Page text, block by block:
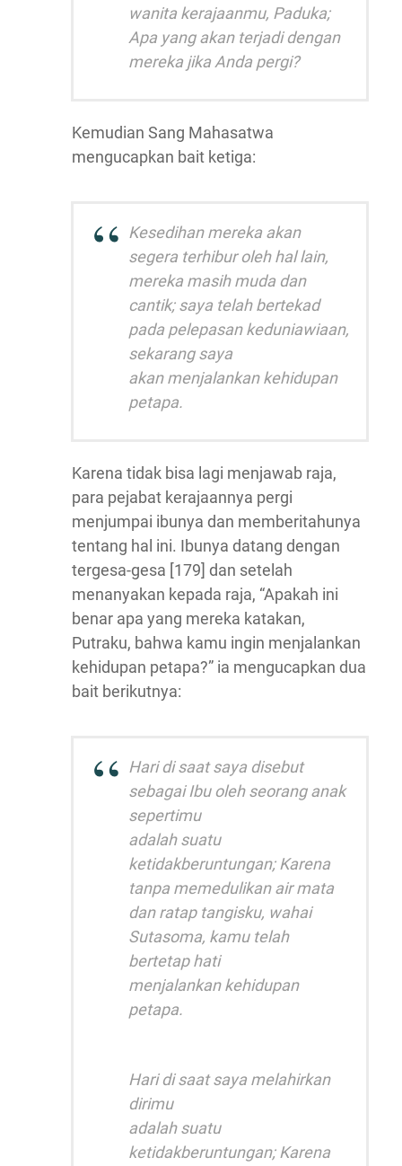
wanita kerajaanmu, Paduka;
Apa yang akan terjadi dengan
mereka jika Anda pergi?
Kemudian Sang Mahasatwa
mengucapkan bait ketiga:
Kesedihan mereka akan
segera terhibur oleh hal lain,
mereka masih muda dan
cantik; saya telah bertekad
pada pelepasan keduniawiaan,
sekarang saya
akan menjalankan kehidupan
petapa.
Karena tidak bisa lagi menjawab raja,
para pejabat kerajaannya pergi
menjumpai ibunya dan memberitahunya
tentang hal ini. Ibunya datang dengan
tergesa-gesa [179] dan setelah
menanyakan kepada raja, “Apakah ini
benar apa yang mereka katakan,
Putraku, bahwa kamu ingin menjalankan
kehidupan petapa?” ia mengucapkan dua
bait berikutnya:
Hari di saat saya disebut
sebagai Ibu oleh seorang anak
sepertimu
adalah suatu
ketidakberuntungan; Karena
tanpa memedulikan air mata
dan ratap tangisku, wahai
Sutasoma, kamu telah
bertetap hati
menjalankan kehidupan
petapa.
Hari di saat saya melahirkan
dirimu
adalah suatu
ketidakberuntungan; Karena